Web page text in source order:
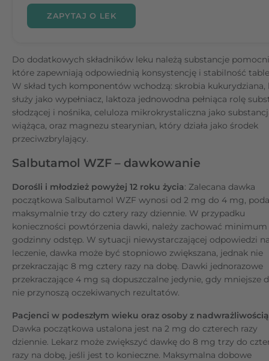
ZAPYTAJ O LEK
Do dodatkowych składników leku należą substancje
które zapewniają odpowiednią konsystencję i stabilność
W skład tych komponentów wchodzą: skrobia kukurydziana,
służy jako wypełniacz, laktoza jednowodna pełniąca rolę
słodzącej i nośnika, celuloza mikrokrystaliczna jako
wiążąca, oraz magnezu stearynian, który działa jako środek
przeciwzbrylający.
Salbutamol WZF – dawkowanie
Dorośli i młodzież powyżej 12 roku życia: Zalecana dawka
początkowa Salbutamol WZF wynosi od 2 mg do 4 mg,
maksymalnie trzy do cztery razy dziennie. W przypadku
konieczności powtórzenia dawki, należy zachować minimum
godzinny odstęp. W sytuacji niewystarczającej odpowiedzi
leczenie, dawka może być stopniowo zwiększana, jednak nie
przekraczając 8 mg cztery razy na dobę. Dawki jednorazowe
przekraczające 4 mg są dopuszczalne jedynie, gdy mniejsze
nie przynoszą oczekiwanych rezultatów.
Pacjenci w podeszłym wieku oraz osoby z nadwrażliwością
Dawka początkowa ustalona jest na 2 mg do czterech razy
dziennie. Lekarz może zwiększyć dawkę do 8 mg trzy do
razy na dobę, jeśli jest to konieczne. Maksymalna dobowe